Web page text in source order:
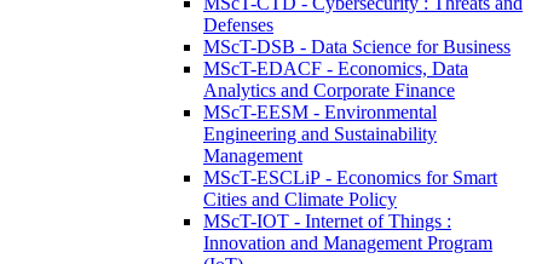
Defenses
MScT-DSB - Data Science for Business
MScT-EDACF - Economics, Data
Analytics and Corporate Finance
MScT-EESM - Environmental
Engineering and Sustainability
Management
MScT-ESCLiP - Economics for Smart
Cities and Climate Policy
MScT-IOT - Internet of Things :
Innovation and Management Program